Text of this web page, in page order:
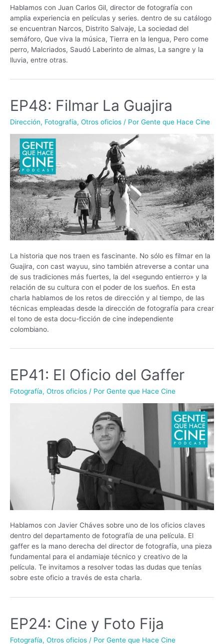
Hablamos con Juan Carlos Gil, director de fotografía con
amplia experiencia en películas y series. dentro de su catálogo
se encuentran Narcos, Distrito Salvaje, La sociedad del
semáforo, Que viva la música, Tierra en la lengua, Pero come
perro, Malcriados, Saudó Laberinto de almas, La sangre y la
lluvia, entre otras.
EP48: Filmar La Guajira
Dirección, Fotografía, Otros oficios / Por Gente que Hace Cine
La historia que nos traen es fascinante. No sólo es filmar en la
Guajira, con cast wayuu, sino también atreverse a contar una
de sus tradiciones más fuertes, la del «segundo entierro» y la
relación de su cultura con el poder de los sueños. En esta
charla hablamos de los retos de dirección y al tiempo, de las
técnicas empleadas desde la dirección de fotografía para crear
el tono de esta docu-ficción de cine independiente
colombiano.
EP41: El Oficio del Gaffer
Fotografía, Otros oficios / Por Gente que Hace Cine
Hablamos con Javier Cháves sobre uno de los oficios claves
dentro del departamento de fotografía de una película. El
gaffer es la mano derecha del director de fotografía, una pieza
fundamental para el andamiaje técnico y creativo de la
película. Te invitamos a resolver todas las dudas que tenías
sobre este oficio a través de esta charla.
EP24: Cine y Foto Fija
Fotografía, Otros oficios / Por Gente que Hace Cine